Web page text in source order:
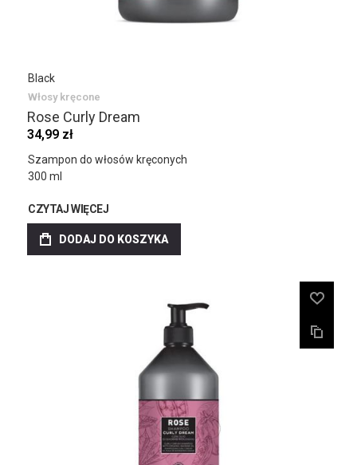
Black
Włosy kręcone
Rose Curly Dream
34,99 zł
Szampon do włosów kręconych
300 ml
CZYTAJ WIĘCEJ
DODAJ DO KOSZYKA